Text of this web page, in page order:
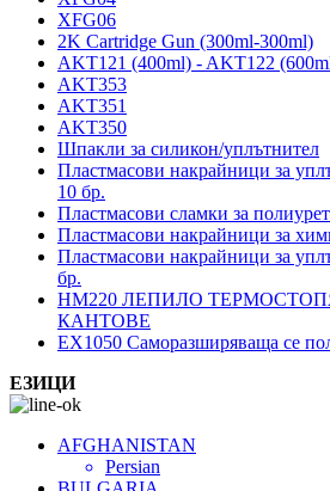
XFG06
2K Cartridge Gun (300ml-300ml)
AKT121 (400ml) - AKT122
AKT353
AKT351
AKT350
Шпакли за силикон/уплътнител
Пластмасови накрайници за
10 бр.
Пластмасови сламки за
Пластмасови накрайници за
Пластмасови накрайници за
бр.
HM220 ЛЕПИЛО
КАНТОВЕ
EX1050 Саморазширяваща се
ЕЗИЦИ
AFGHANISTAN
Persian